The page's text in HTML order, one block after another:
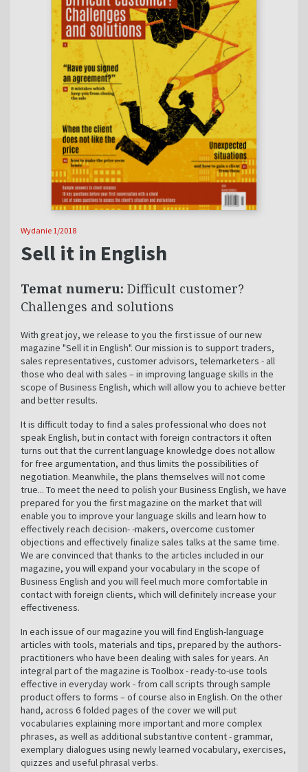
Wydanie 1/2018
Sell it in English
Temat numeru: Difficult customer?
Challenges and solutions
With great joy, we release to you the first issue of our new
magazine "Sell it in English". Our mission is to support traders,
sales representatives, customer advisors, telemarketers - all
those who deal with sales – in improving language skills in the
scope of Business English, which will allow you to achieve better
and better results.
It is difficult today to find a sales professional who does not
speak English, but in contact with foreign contractors it often
turns out that the current language knowledge does not allow
for free argumentation, and thus limits the possibilities of
negotiation. Meanwhile, the plans themselves will not come
true... To meet the need to polish your Business English, we have
prepared for you the first magazine on the market that will
enable you to improve your language skills and learn how to
effectively reach decision- -makers, overcome customer
objections and effectively finalize sales talks at the same time.
We are convinced that thanks to the articles included in our
magazine, you will expand your vocabulary in the scope of
Business English and you will feel much more comfortable in
contact with foreign clients, which will definitely increase your
effectiveness.
In each issue of our magazine you will find English-language
articles with tools, materials and tips, prepared by the authors-
practitioners who have been dealing with sales for years. An
integral part of the magazine is Toolbox - ready-to-use tools
effective in everyday work - from call scripts through sample
product offers to forms – of course also in English. On the other
hand, across 6 folded pages of the cover we will put
vocabularies explaining more important and more complex
phrases, as well as additional substantive content - grammar,
exemplary dialogues using newly learned vocabulary, exercises,
quizzes and useful phrasal verbs.